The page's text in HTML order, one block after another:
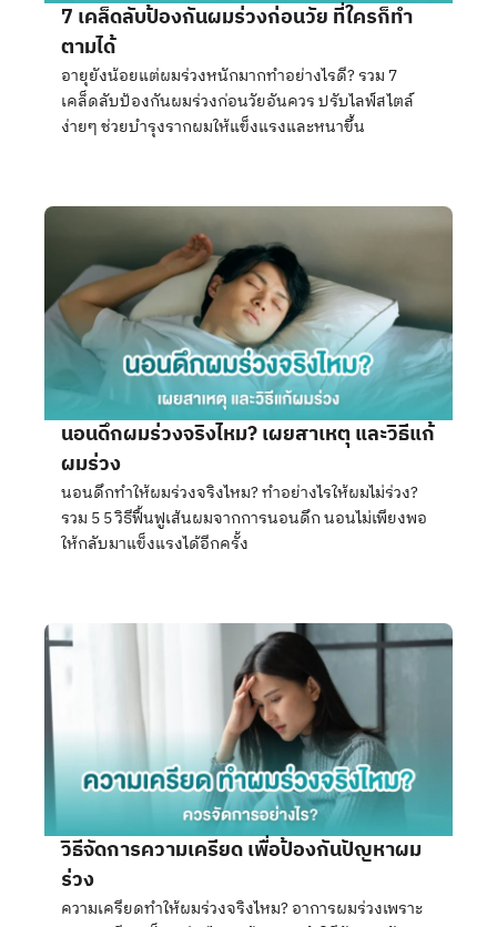
7 เคล็ดลับป้องกันผมร่วงก่อนวัย ที่ใครก็ทำ
ตามได้
อายุยังน้อยแต่ผมร่วงหนักมากทำอย่างไรดี? รวม 7
เคล็ดลับป้องกันผมร่วงก่อนวัยอันควร ปรับไลฟ์สไตล์
ง่ายๆ ช่วยบำรุงรากผมให้แข็งแรงและหนาขึ้น
นอนดึกผมร่วงจริงไหม? เผยสาเหตุ และวิธีแก้
ผมร่วง
นอนดึกทำให้ผมร่วงจริงไหม? ทำอย่างไรให้ผมไม่ร่วง?
รวม 5 5 วิธีฟื้นฟูเส้นผมจากการนอนดึก นอนไม่เพียงพอ
ให้กลับมาแข็งแรงได้อีกครั้ง
วิธีจัดการความเครียด เพื่อป้องกันปัญหาผม
ร่วง
ความเครียดทำให้ผมร่วงจริงไหม? อาการผมร่วงเพราะ